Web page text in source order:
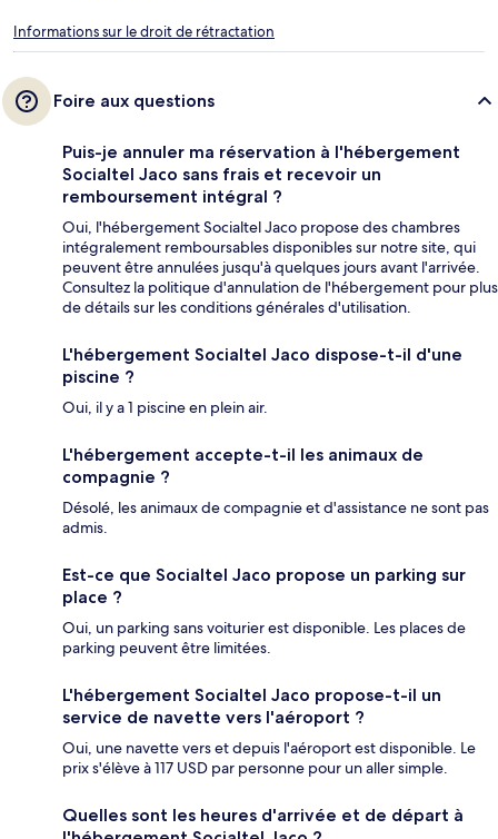
Informations sur le droit de rétractation
Foire aux questions
Puis-je annuler ma réservation à l'hébergement
Socialtel Jaco sans frais et recevoir un
remboursement intégral ?
Oui, l'hébergement Socialtel Jaco propose des chambres
intégralement remboursables disponibles sur notre site, qui
peuvent être annulées jusqu'à quelques jours avant l'arrivée.
Consultez la politique d'annulation de l'hébergement pour plus
de détails sur les conditions générales d'utilisation.
L'hébergement Socialtel Jaco dispose-t-il d'une
piscine ?
Oui, il y a 1 piscine en plein air.
L'hébergement accepte-t-il les animaux de
compagnie ?
Désolé, les animaux de compagnie et d'assistance ne sont pas
admis.
Est-ce que Socialtel Jaco propose un parking sur
place ?
Oui, un parking sans voiturier est disponible. Les places de
parking peuvent être limitées.
L'hébergement Socialtel Jaco propose-t-il un
service de navette vers l'aéroport ?
Oui, une navette vers et depuis l'aéroport est disponible. Le
prix s'élève à 117 USD par personne pour un aller simple.
Quelles sont les heures d'arrivée et de départ à